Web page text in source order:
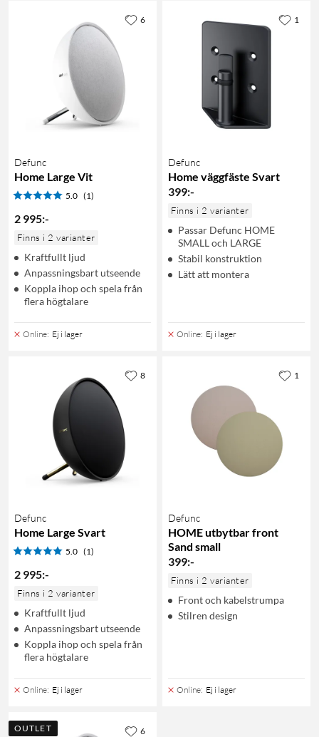
Defunc
Home Large Vit
5.0 (1)
2 995:-
Finns i 2 varianter
Kraftfullt ljud
Anpassningsbart utseende
Koppla ihop och spela från
flera högtalare
Online: Ej i lager
6
Defunc
Home väggfäste Svart
399:-
Finns i 2 varianter
Passar Defunc HOME
SMALL och LARGE
Stabil konstruktion
Lätt att montera
Online: Ej i lager
1
Defunc
Home Large Svart
5.0 (1)
2 995:-
Finns i 2 varianter
Kraftfullt ljud
Anpassningsbart utseende
Koppla ihop och spela från
flera högtalare
Online: Ej i lager
8
Defunc
HOME utbytbar front
Sand small
399:-
Finns i 2 varianter
Front och kabelstrumpa
Stilren design
Online: Ej i lager
1
OUTLET 6